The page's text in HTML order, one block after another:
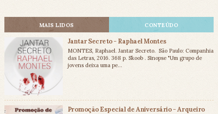
MAIS LIDOS CONTEÚDO
Jantar Secreto - Raphael Montes
MONTES, Raphael. Jantar Secreto. São Paulo: Companhia
das Letras, 2016. 368 p. Skoob . Sinopse "Um grupo de
jovens deixa uma pe...
Promoção Especial de Aniversário - Arqueiro